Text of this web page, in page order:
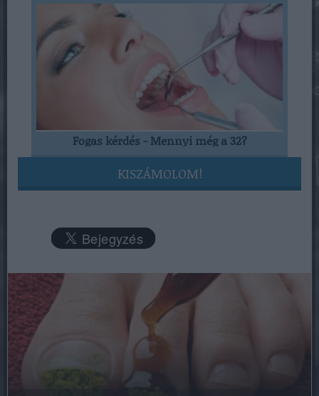
Fogas kérdés - Mennyi még a 32?
KISZÁMOLOM!